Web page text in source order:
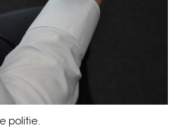
politie.